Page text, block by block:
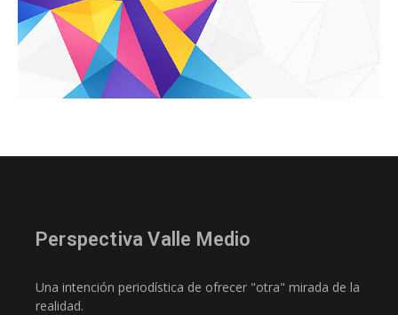
Perspectiva Valle Medio
Una intención periodística de ofrecer "otra" mirada de la
realidad.